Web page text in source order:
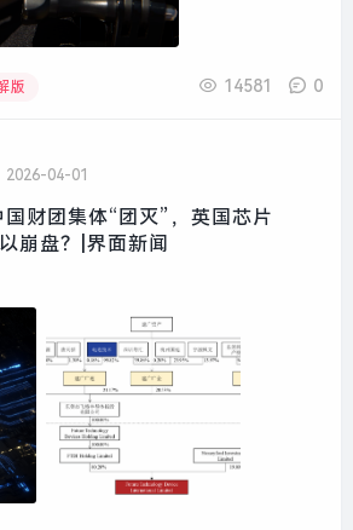
版 14581 0
2026-04-01
国财团集体“团灭”，英国芯片
崩盘？|界面新闻